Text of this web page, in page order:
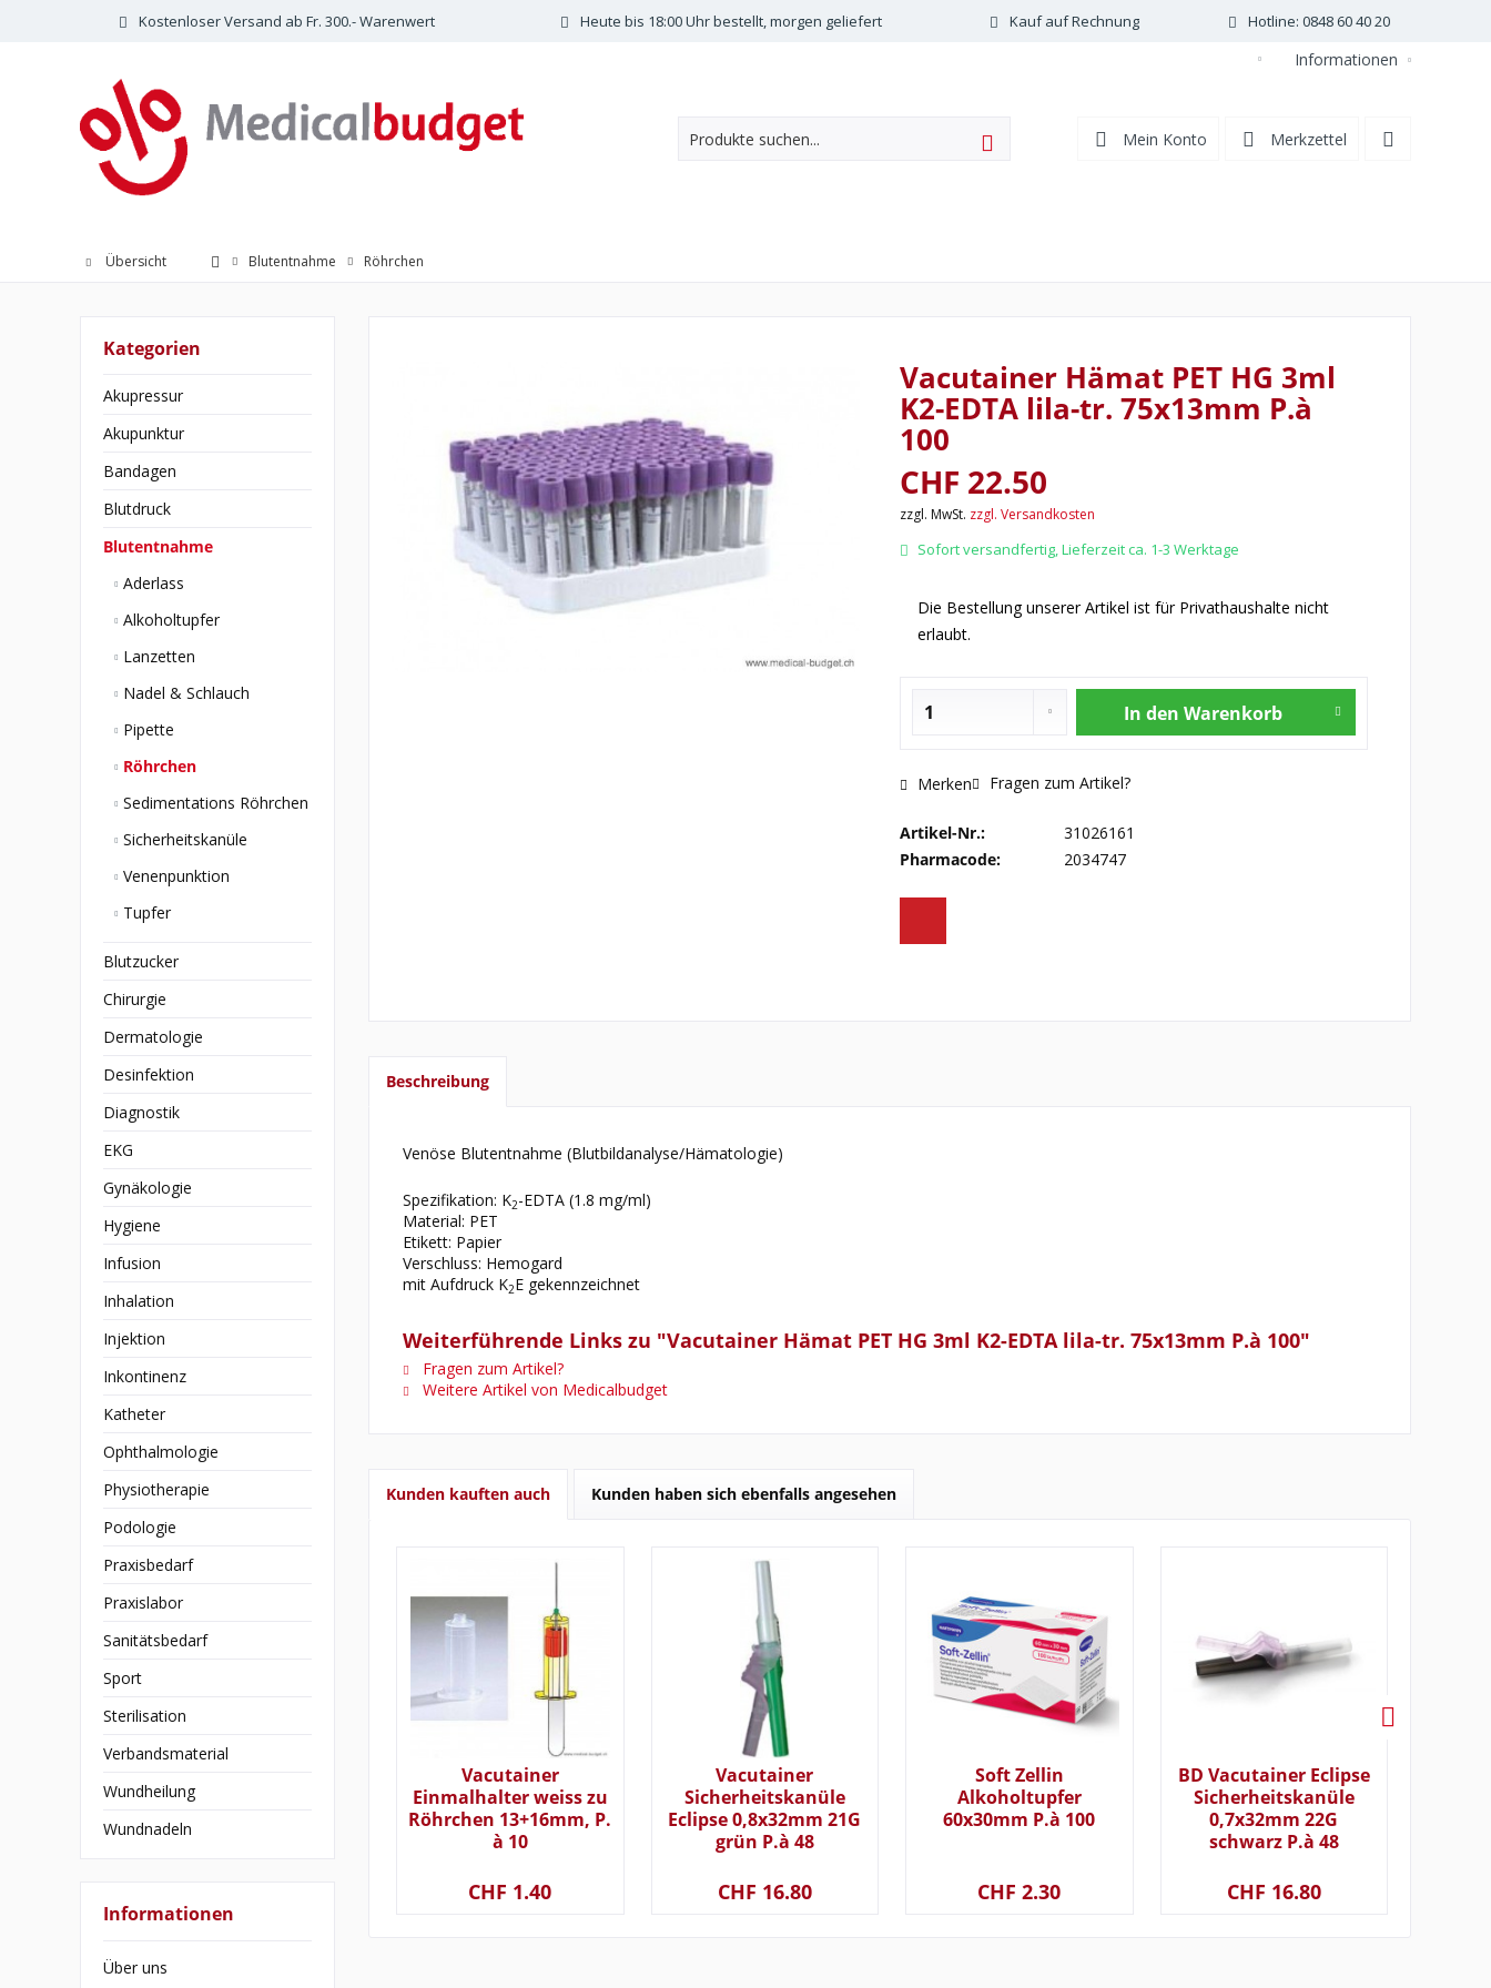
Kostenloser Versand ab Fr. 300.- Warenwert Heute bis 18:00 Uhr bestellt, morgen geliefert Kauf auf Rechnung Hotline: 0848 60 40 20
DE Informationen
Merkzettel
Mein Konto
Übersicht Blutentnahme Röhrchen
Kategorien
Akupressur
Akupunktur
Bandagen
Blutdruck
Blutentnahme
Aderlass
Alkoholtupfer
Lanzetten
Nadel & Schlauch
Pipette
Röhrchen
Sedimentations Röhrchen
Sicherheitskanüle
Venenpunktion
Tupfer
Blutzucker
Chirurgie
Dermatologie
Desinfektion
Diagnostik
EKG
Gynäkologie
Hygiene
Infusion
Inhalation
Injektion
Inkontinenz
Katheter
Ophthalmologie
Physiotherapie
Podologie
Praxisbedarf
Praxislabor
Sanitätsbedarf
Sport
Sterilisation
Verbandsmaterial
Wundheilung
Wundnadeln
Informationen
Über uns
Vacutainer Hämat PET HG 3ml
K2-EDTA lila-tr. 75x13mm P.à
100
CHF 22.50
zzgl. MwSt. zzgl. Versandkosten
Sofort versandfertig, Lieferzeit ca. 1-3 Werktage
Die Bestellung unserer Artikel ist für Privathaushalte nicht
erlaubt.
In den Warenkorb
Merken Fragen zum Artikel?
Artikel-Nr.:
31026161
Pharmacode:
2034747
Beschreibung
Venöse Blutentnahme (Blutbildanalyse/Hämatologie)
Spezifikation: K2-EDTA (1.8 mg/ml)
Material: PET
Etikett: Papier
Verschluss: Hemogard
mit Aufdruck K2E gekennzeichnet
Weiterführende Links zu "Vacutainer Hämat PET HG 3ml K2-EDTA lila-tr. 75x13mm P.à 100"
Fragen zum Artikel?
Weitere Artikel von Medicalbudget
Kunden kauften auch Kunden haben sich ebenfalls angesehen
Vacutainer
Einmalhalter weiss zu
Röhrchen 13+16mm, P.
à 10
CHF 1.40
Vacutainer
Sicherheitskanüle
Eclipse 0,8x32mm 21G
grün P.à 48
CHF 16.80
Soft Zellin
Alkoholtupfer
60x30mm P.à 100
CHF 2.30
BD Vacutainer Eclipse
Sicherheitskanüle
0,7x32mm 22G
schwarz P.à 48
CHF 16.80